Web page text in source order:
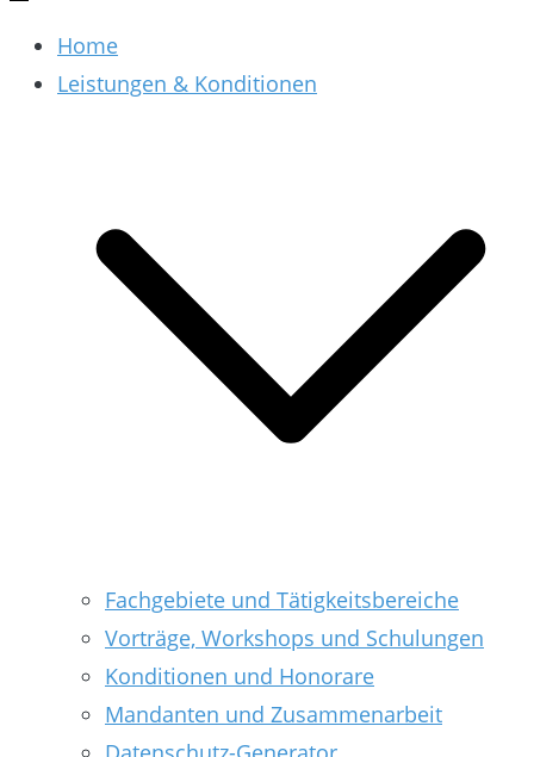
Home
Leistungen & Konditionen
Fachgebiete und Tätigkeitsbereiche
Vorträge, Workshops und Schulungen
Konditionen und Honorare
Mandanten und Zusammenarbeit